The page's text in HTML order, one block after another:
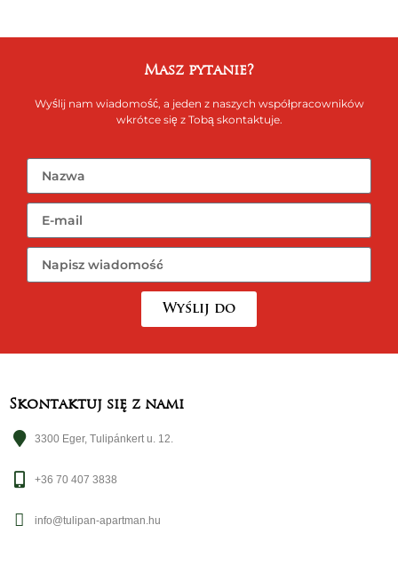
Masz pytanie?
Wyślij nam wiadomość, a jeden z naszych współpracowników
wkrótce się z Tobą skontaktuje.
Wyślij do
Skontaktuj się z nami
3300 Eger, Tulipánkert u. 12.
+36 70 407 3838
info@tulipan-apartman.hu